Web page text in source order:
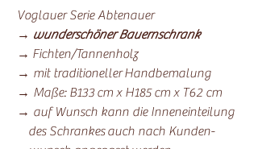
Voglauer Serie Abtenauer
→ wunderschöner Bauernschrank
→ Fichten/Tannenholz
→ mit traditioneller Handbemalung
→ Maße: B133 cm x H185 cm x T62 cm
→ auf Wunsch kann die Inneneinteilung
des Schrankes auch nach Kunden-